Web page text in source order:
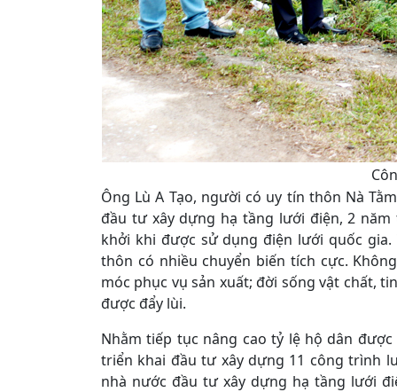
Ông Lù A Tạo, người có uy tín thôn Nà
đầu tư xây dựng hạ tầng lưới điện, 2
khởi khi được sử dụng điện lưới quốc
thôn có nhiều chuyển biến tích cực.
móc phục vụ sản xuất; đời sống vật chất,
được đẩy lùi.
Nhằm tiếp tục nâng cao tỷ lệ hộ dân
triển khai đầu tư xây dựng 11 công trình
nhà nước đầu tư xây dựng hạ tầng lưới